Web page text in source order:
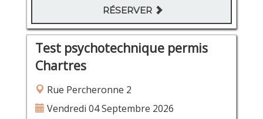
RÉSERVER
Test psychotechnique permis
Chartres
Rue Percheronne 2
Vendredi 04 Septembre 2026